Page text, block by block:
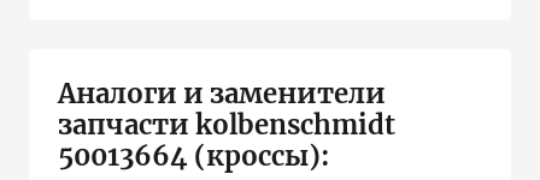
Аналоги и заменители
запчасти kolbenschmidt
50013664 (кроссы):